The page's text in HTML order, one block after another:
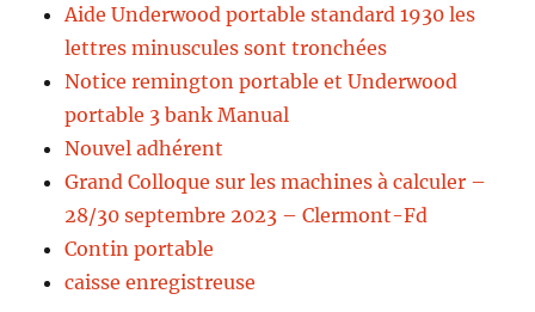
Aide Underwood portable standard 1930 les
lettres minuscules sont tronchées
Notice remington portable et Underwood
portable 3 bank Manual
Nouvel adhérent
Grand Colloque sur les machines à calculer –
28/30 septembre 2023 – Clermont-Fd
Contin portable
caisse enregistreuse